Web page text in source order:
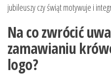
jubileuszy czy świąt motywuje i
Na co zwrócić
zamawianiu
logo?